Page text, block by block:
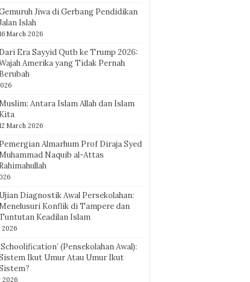
Jiwa di Gerbang Pendidikan
Islah
March 2026
Dari Era Sayyid Qutb ke Trump 2026:
Amerika yang Tidak Pernah
Berubah
Antara Islam Allah dan Islam
Kita
March 2026
Pemergian Almarhum Prof Diraja Syed
Naquib al-Attas
Rahimahullah
Ujian Diagnostik Awal Persekolahan:
Konflik di Tampere dan
Keadilan Islam
2026
(Pensekolahan Awal):
Ikut Umur Atau Umur Ikut
2026